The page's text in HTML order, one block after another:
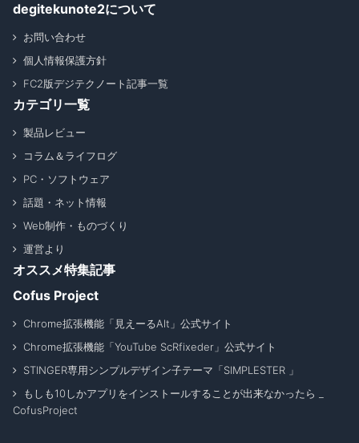
degitekunote2について
お問い合わせ
個人情報保護方針
FC2版デジテクノート記事一覧
カテゴリ一覧
製品レビュー
コラム＆ライフログ
PC・ソフトウェア
話題・ネット情報
Web制作・ものづくり
運営より
オススメ特集記事
Cofus Project
Chrome拡張機能「見えーるAlt」公式サイト
Chrome拡張機能「YouTube ScRfixeder」公式サイト
STINGER専用シンプルデザイン子テーマ「SIMPLESTER 」
もしも10しかアプリをインストールすることが出来なかったら _
CofusProject